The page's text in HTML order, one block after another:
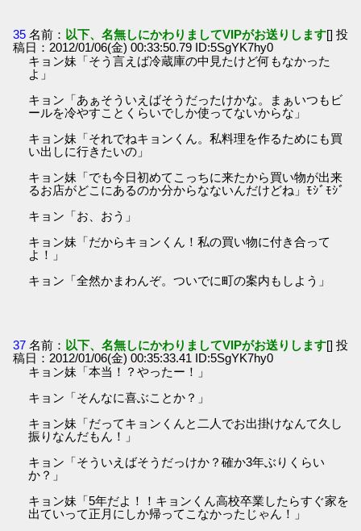
35 名前： 以下、名無しにかわりましてVIPがお送りします[] 投
稿日：2012/01/06(金) 00:33:50.79 ID:5SgYK7hy0
キョン妹「そう言えば冷蔵庫の中見たけど何もなかった
よ」
キョン「あぁそういえばそうだったけかな。まぁいつもビ
ールを冷やすことくらいでしか使ってないからな」
キョン妹「それでねキョンくん。私料理を作るためにも買
い出しに行きたいの」
キョン妹「でも今日初めてこっちに来たから買い物が出来
るお店がどこにあるのか分からなないんだけどね」ﾓｼﾞﾓｼﾞ
キョン「お、おう」
キョン妹「だからキョンくん！私の買い物に付き合って
よ！」
キョン「全然かまわんぞ。ついでに町の案内もしよう」
37 名前： 以下、名無しにかわりましてVIPがお送りします[] 投
稿日：2012/01/06(金) 00:35:33.41 ID:5SgYK7hy0
キョン妹「本当！？やったー！」
キョン「そんなに喜ぶことか？」
キョン妹「だってキョンくんと二人でお出掛けなんて久し
振りなんだもん！」
キョン「そういえばそうだっけか？確か3年ぶりくらい
か？」
キョン妹「5年だよ！！キョンくん高校卒業したらすぐ家を
出ていって正月にしか帰ってこなかったじゃん！」